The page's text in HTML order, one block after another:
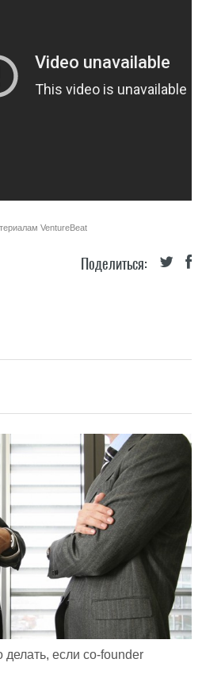
VentureBeat
Поделиться:
если co-founder